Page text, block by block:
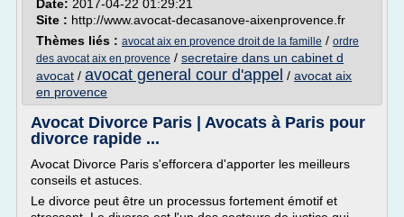
Date: 2017-04-22 01:29:21
Site : http://www.avocat-decasanove-aixenprovence.fr
Thèmes liés : avocat aix en provence droit de la famille / ordre
des avocat aix en provence / secretaire dans un cabinet d
avocat / avocat general cour d'appel / avocat aix
en provence
Avocat Divorce Paris | Avocats à Paris pour
divorce rapide ...
Avocat Divorce Paris s'efforcera d'apporter les meilleurs
conseils et astuces.
Le divorce peut être un processus fortement émotif et